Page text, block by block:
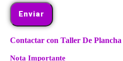
Enviar
Contactar con Taller De
Nota Importante